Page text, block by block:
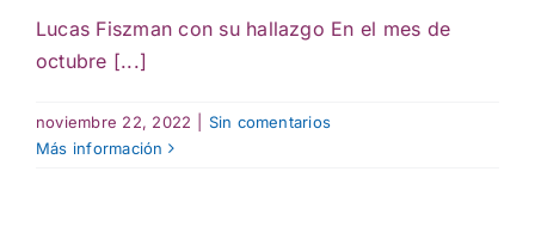
Lucas Fiszman con su hallazgo En el mes de
octubre [...]
noviembre 22, 2022
Sin comentarios
Más información